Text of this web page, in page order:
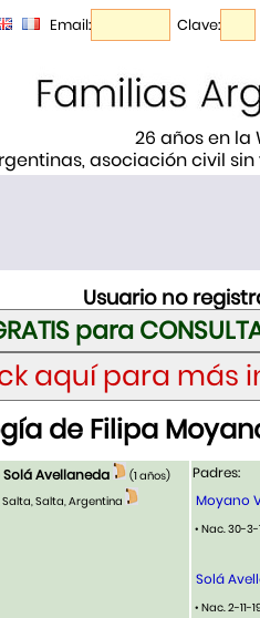
Email: Clave:
26 años en la
asociación civil
Usuario no
de Filipa
Avellaneda
(1 años)
Salta, Salta, Argentina
Padres:
Moyano
• Nac. 30-
Solá
• Nac. 2-